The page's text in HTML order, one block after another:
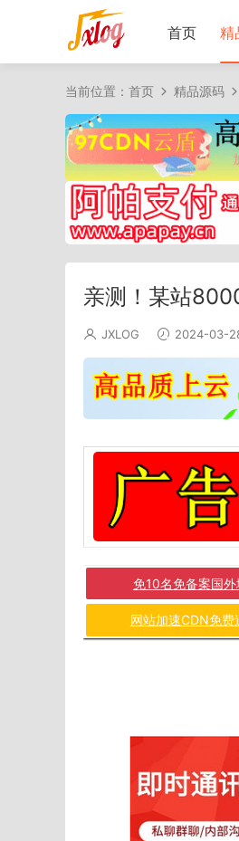
首页 精
当前位置： 首页 精品源码
亲测！某站
JXLOG 2024-03-
免10名免备案国
网站加速CDN免费